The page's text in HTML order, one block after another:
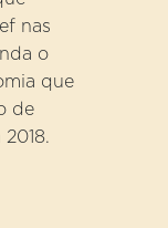
nas
o
que
de